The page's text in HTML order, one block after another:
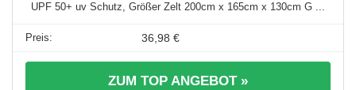
UPF 50+ uv Schutz, Größer Zelt 200cm x 165cm x 130cm G ...
36,98 €
ZUM TOP ANGEBOT »